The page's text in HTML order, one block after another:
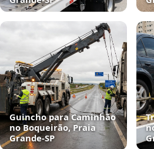
Guincho para Caminhão
no Boqueirão, Praia
Grande‑SP